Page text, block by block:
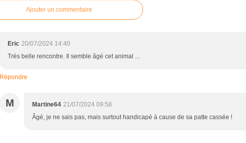
Ajouter un commentaire
Eric 20/07/2024 14:40
Très belle rencontre. Il semble âgé cet animal ...
Répondre
M Martine64 21/07/2024 09:58
Âgé, je ne sais pas, mais surtout handicapé à cause de sa patte cassée !